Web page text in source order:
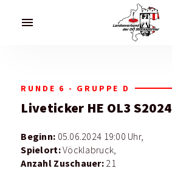
menu
RUNDE 6 - GRUPPE D
Liveticker HE OL3 S2024
Beginn: 05.06.2024 19:00 Uhr,
Spielort:Vöcklabruck,
Anzahl Zuschauer: 21